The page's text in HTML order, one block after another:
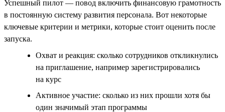
Успешный пилот — повод включить финансовую грамотность
в постоянную систему развития персонала. Вот некоторые
ключевые критерии и метрики, которые стоит оценить после
запуска.
Охват и реакция: сколько сотрудников откликнулись
на приглашение, например зарегистрировались
на курс
Активное участие: сколько из них прошли хотя бы
один значимый этап программы